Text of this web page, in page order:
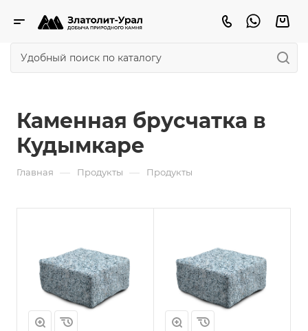
Каменная брусчатка в
Кудымкаре
Главная — Продукты — Продукты